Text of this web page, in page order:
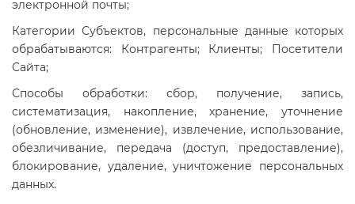
электронной почты;
Категории Субъектов, персональные данные которых
обрабатываются: Контрагенты; Клиенты; Посетители
Сайта;
Способы обработки: сбор, получение, запись,
систематизация, накопление, хранение, уточнение
(обновление, изменение), извлечение, использование,
обезличивание, передача (доступ, предоставление),
блокирование, удаление, уничтожение персональных
данных.